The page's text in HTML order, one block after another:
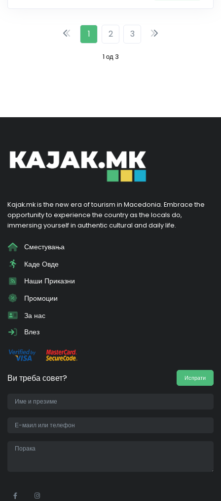
1 2 3
1 од 3
Kajak.mk is the new era of tourism in Macedonia. Embrace the
opportunity to experience the country as the locals do,
immersing yourself in authentic cultural and daily life.
Сместувања
Каде Овде
Наши Приказни
Промоции
За нас
Влез
Ви треба совет? Испрати